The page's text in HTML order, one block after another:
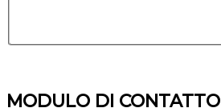
MODULO DI CONTATTO